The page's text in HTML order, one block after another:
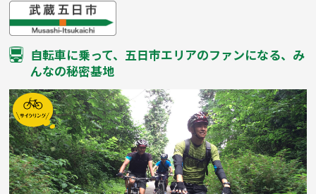
自転車に乗って、五日市エリアのファンになる、み
んなの秘密基地